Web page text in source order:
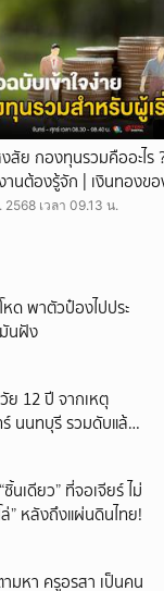
คที่ 2 การันตีให้กับ
2 เพื่อนรักและเพื่อน
กัมพูชา ตลอด 5 คืน
เราเป็นเพื่อนร่วมรบ
คนหนักแน่น ทำงาน
านใต้ต่อสู้เพื่อชาติอย่าง
ผิด เมื่อมอบหมายให้
News ได้ที่ :
เติมได้ที่ :
วช่อง7
สัย กองทุนรวมคืออะไร
านต้องรู้จัก | เงินทองขอ
2568 เวลา 09.13 น.
หด พาตัวป๋องไปประ
นฝัง
ย 12 ปี จากเหตุ
ร์ นนทบุรี รวมดับแล้ว
เดียว” ที่จอเจียร์ ไม่
” หลังถึงแผ่นดินไทย!
มหา ครูอรสา เป็นคน